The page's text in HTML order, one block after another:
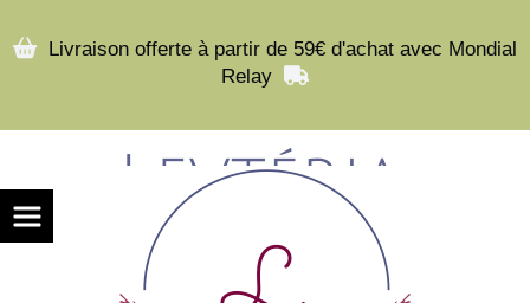
 Livraison offerte à partir de 59€ d'achat avec Mondial
Relay
